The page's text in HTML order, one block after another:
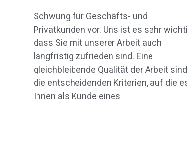
Schwung für Geschäfts- und
Privatkunden vor. Uns ist es sehr
dass Sie mit unserer Arbeit auch
langfristig zufrieden sind. Eine
gleichbleibende Qualität der Arbeit sind
die entscheidenden Kriterien, auf die
Ihnen als Kunde eines
Fachunternehmens ankommt. Über das
gesamte Leistungsspektrum, das
Ihnen bieten, erfahren Sie Näheres auf
dieser Website. Zunächst wollen wir das
Thema Deckenmontage näher